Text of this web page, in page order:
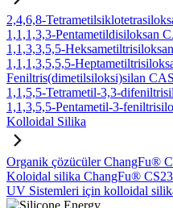
2,4,6,8-
1,1,1,3,3-Pentametildisiloksan
1,1,3,3,5,5-
1,1,1,3,5,5,5-
Feniltris(dimetilsiloksi)silan
1,1,5,5-Tetrametil-3,3-
1,1,3,5,5-Pentametil-3-
Kolloidal Silika
Organik çözücüler ChangFu®
Koloidal silika ChangFu®
UV Sistemleri için kolloidal